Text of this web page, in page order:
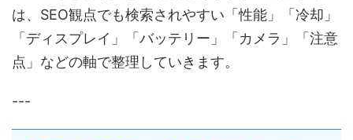
は、SEO観点でも検索されやすい「性能」「冷却」
「ディスプレイ」「バッテリー」「カメラ」「注意
点」などの軸で整理していきます。
---